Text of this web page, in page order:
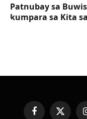
Patnubay sa
kumpara sa Kita
FacebookX